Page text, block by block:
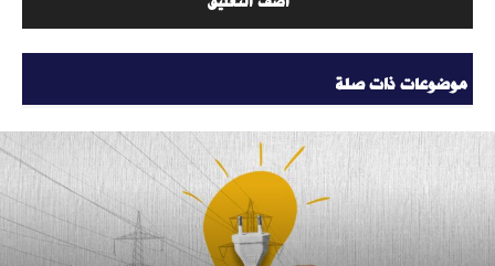
موضوعات ذات صلة